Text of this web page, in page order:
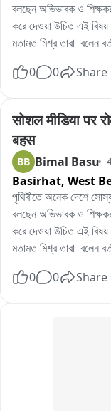
অন্যদিকে পুরসভার ১৩
পরিসেবা। দাবি
নেই। এলাকায় একটি
বলছেন অভিভাবক ও
করে দেওয়া উচিত এই বিষয়
মতামত মিশ্র তারা  বলেন
ব্যবহারিত হয়। এই বিষয়
করা যাবে না। অভিভাবকরা
বর্তমান প্রজন্মের কাছে
সেটা যদি বাড়ির মধ্যে
সম্পূর্ণ নিশিদ্ধ হওয়া উচিত
পড়েছে। তার জন্যে
বলেন সোশ্যাল মিডিয়া এক
অশান্তির সৃষ্টি হচ্ছে।
कुछই নেই।
0 0 Share
सोशल मीडिया पर
बहस
BB Bimal Basu
Basirhat, West
পৃথিবীতে অনেক দেশে
বলছেন অভিভাবক ও
করে দেওয়া উচিত এই বিষয়
মতামত মিশ্র তারা  বলেন
ব্যবহারিত হয়। এই বিষয়
করা যাবে না। অভিভাবকরা
0 0 Share